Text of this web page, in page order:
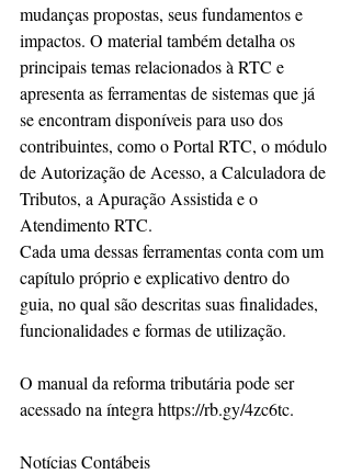
mudanças propostas, seus fundamentos e
impactos. O material também detalha os
principais temas relacionados à RTC e
apresenta as ferramentas de sistemas que já
se encontram disponíveis para uso dos
contribuintes, como o Portal RTC, o módulo
de Autorização de Acesso, a Calculadora de
Tributos, a Apuração Assistida e o
Atendimento RTC.
Cada uma dessas ferramentas conta com um
capítulo próprio e explicativo dentro do
guia, no qual são descritas suas finalidades,
funcionalidades e formas de utilização.
O manual da reforma tributária pode ser
acessado na íntegra https://rb.gy/4zc6tc.
Notícias Contábeis